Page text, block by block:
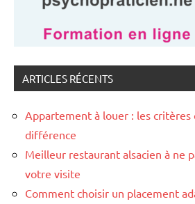
ARTICLES RÉCENTS
Appartement à louer : les
différence
Meilleur restaurant alsacien à ne
votre visite
Comment choisir un placement